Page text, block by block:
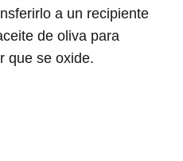
a un recipiente
de oliva para
que se oxide.